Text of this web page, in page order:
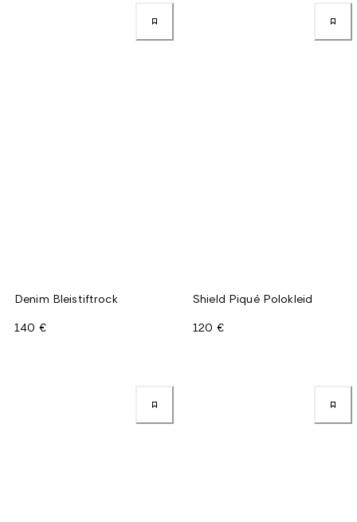
Denim Bleistiftrock
140 €
Shield Piqué Polokleid
120 €